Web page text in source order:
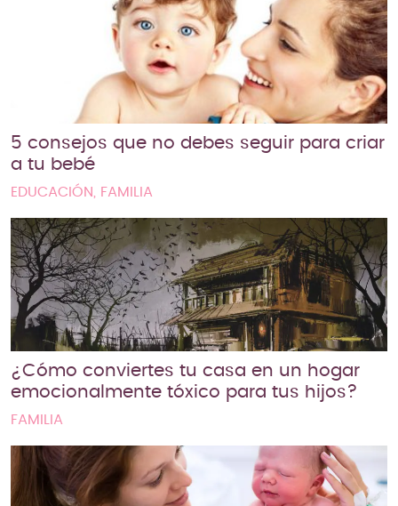
5 consejos que no debes seguir para criar
a tu bebé
EDUCACIÓN, FAMILIA
¿Cómo conviertes tu casa en un hogar
emocionalmente tóxico para tus hijos?
FAMILIA